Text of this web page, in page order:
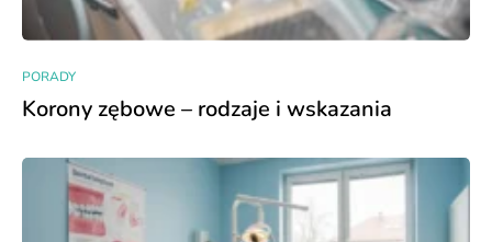
PORADY
Korony zębowe – rodzaje i wskazania